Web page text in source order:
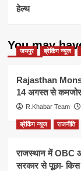
हेल्थ
You may
जयपुर ब्रेकिंग न्यूज
Rajasthan
14 अगस्त से कमजोर
R.Khabar Team
ब्रेकिंग न्यूज राजनीति
राजस्थान में OBC
सरकार से पूछा- किस